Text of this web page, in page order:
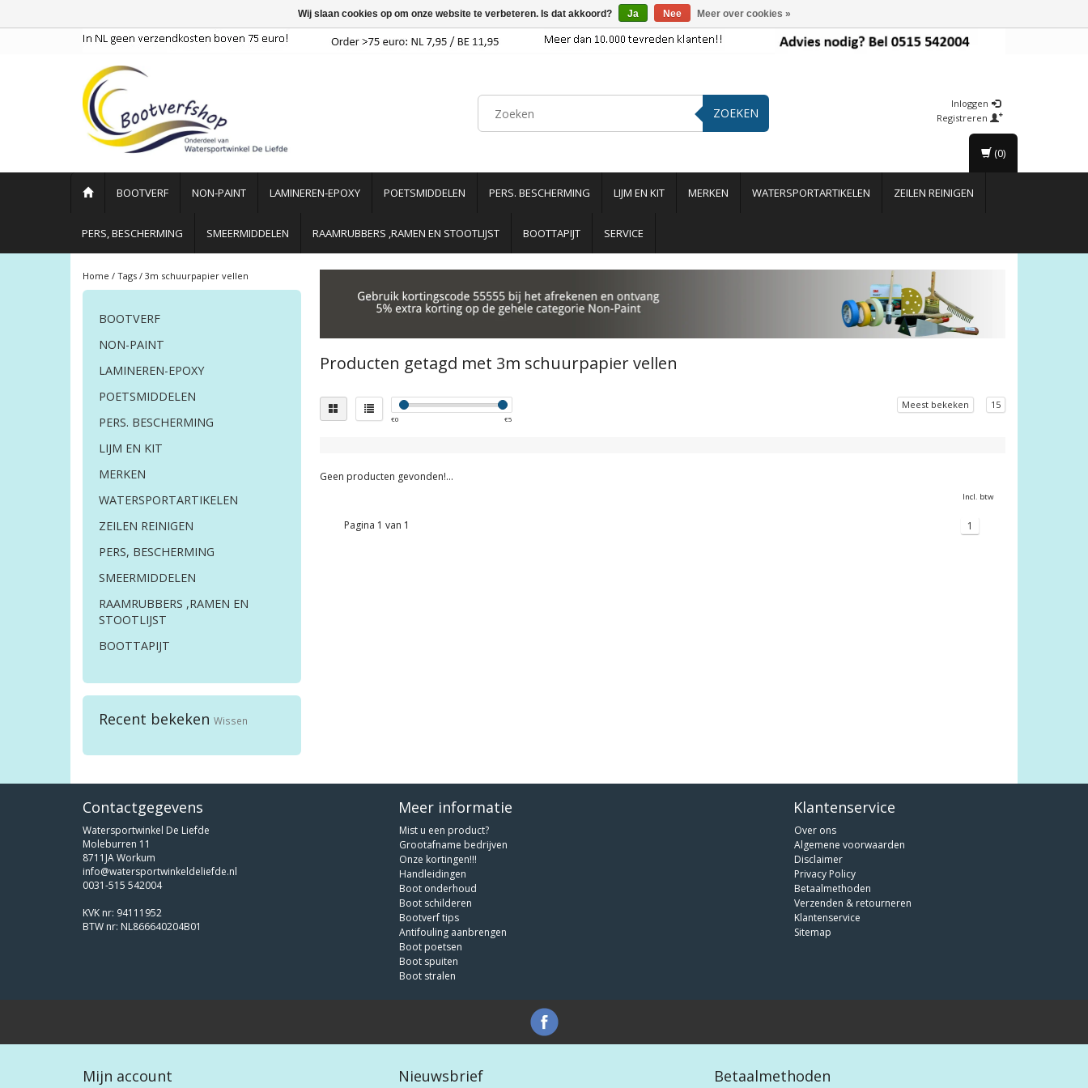
ZOEKEN
Inloggen
Registreren
BOOTVERF NON-PAINT LAMINEREN-EPOXY POETSMIDDELEN PERS. BESCHERMING LIJM EN KIT MERKEN WATERSPORTARTIKELEN ZEILEN REINIGEN
PERS, BESCHERMING SMEERMIDDELEN RAAMRUBBERS ,RAMEN EN STOOTLIJST BOOTTAPIJT SERVICE
(0)
Home / Tags / 3m schuurpapier vellen
BOOTVERF
NON-PAINT
LAMINEREN-EPOXY
POETSMIDDELEN
PERS. BESCHERMING
LIJM EN KIT
MERKEN
WATERSPORTARTIKELEN
ZEILEN REINIGEN
PERS, BESCHERMING
SMEERMIDDELEN
RAAMRUBBERS ,RAMEN EN
STOOTLIJST
BOOTTAPIJT
Recent bekeken Wissen
Producten getagd met 3m schuurpapier vellen
€0 €5
Meest bekeken 15
Geen producten gevonden!...
Incl. btw
Pagina 1 van 1 1
Contactgegevens
Watersportwinkel De Liefde
Moleburren 11
8711JA Workum
info@watersportwinkeldeliefde.nl
0031-515 542004
KVK nr: 94111952
BTW nr: NL866640204B01
Meer informatie
Mist u een product?
Grootafname bedrijven
Onze kortingen!!!
Handleidingen
Boot onderhoud
Boot schilderen
Bootverf tips
Antifouling aanbrengen
Boot poetsen
Boot spuiten
Boot stralen
Klantenservice
Over ons
Algemene voorwaarden
Disclaimer
Privacy Policy
Betaalmethoden
Verzenden & retourneren
Klantenservice
Sitemap
Mijn account Nieuwsbrief Betaalmethoden
Wij slaan cookies op om onze website te verbeteren. Is dat akkoord? Ja Nee Meer over cookies »